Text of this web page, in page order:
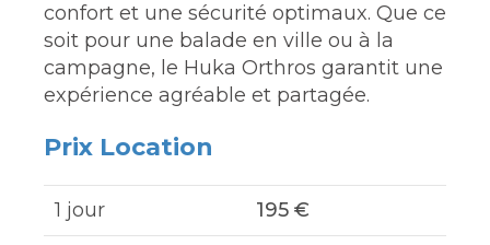
confort et une sécurité optimaux. Que ce
soit pour une balade en ville ou à la
campagne, le Huka Orthros garantit une
expérience agréable et partagée.
Prix Location
1 jour 195 €